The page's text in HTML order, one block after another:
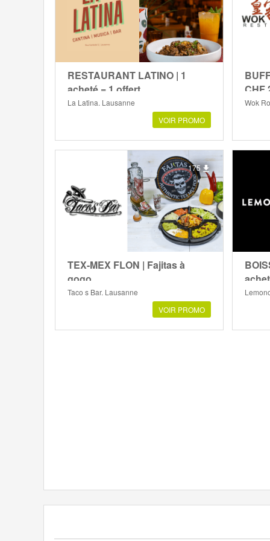
RESTAURANT LATINO | 1
acheté = 1 offert
La Latina, Lausanne
VOIR PROMO
CHF
Wok
175
TEX-MEX FLON | Fajitas à
gogo
Taco s Bar, Lausanne
VOIR PROMO